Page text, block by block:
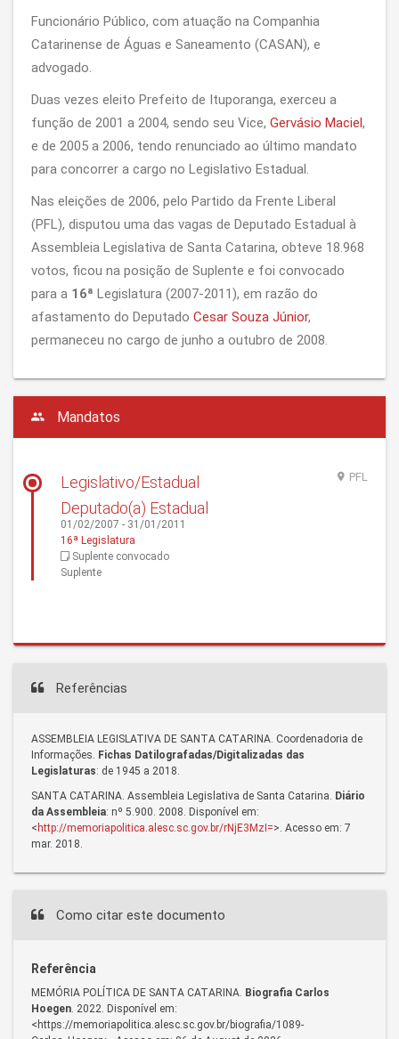
Funcionário Público, com atuação na Companhia
Catarinense de Águas e Saneamento (CASAN), e
advogado.
Duas vezes eleito Prefeito de Ituporanga, exerceu a
função de 2001 a 2004, sendo seu Vice, Gervásio Maciel,
e de 2005 a 2006, tendo renunciado ao último mandato
para concorrer a cargo no Legislativo Estadual.
Nas eleições de 2006, pelo Partido da Frente Liberal
(PFL), disputou uma das vagas de Deputado Estadual à
Assembleia Legislativa de Santa Catarina, obteve 18.968
votos, ficou na posição de Suplente e foi convocado
para a 16ª Legislatura (2007-2011), em razão do
afastamento do Deputado Cesar Souza Júnior,
permaneceu no cargo de junho a outubro de 2008.
Mandatos
Legislativo/Estadual
Deputado(a) Estadual
01/02/2007 - 31/01/2011
PFL
16ª Legislatura
Suplente convocado
Suplente
Referências
ASSEMBLEIA LEGISLATIVA DE SANTA CATARINA. Coordenadoria de
Informações. Fichas Datilografadas/Digitalizadas das
Legislaturas: de 1945 a 2018.
SANTA CATARINA. Assembleia Legislativa de Santa Catarina. Diário
da Assembleia: nº 5.900. 2008. Disponível em:
< http://memoriapolitica.alesc.sc.gov.br/rNjE3MzI=>. Acesso em: 7
mar. 2018.
Como citar este documento
Referência
MEMÓRIA POLÍTICA DE SANTA CATARINA. Biografia Carlos
Hoegen. 2022. Disponível em:
<https://memoriapolitica.alesc.sc.gov.br/biografia/1089-